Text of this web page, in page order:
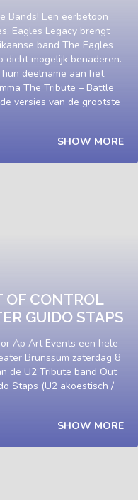
Bands! Een eerbetoon
Eagles Legacy brengt
band The Eagles
dicht mogelijk benaderen.
deelname aan het
The Tribute – Battle
versies van de grootste
SHOW MORE
OF CONTROL
GUIDO STAPS
Ap Art Events een hele
Brunssum zaterdag 8
de U2 Tribute band Out
Staps (U2 akoestisch /
SHOW MORE